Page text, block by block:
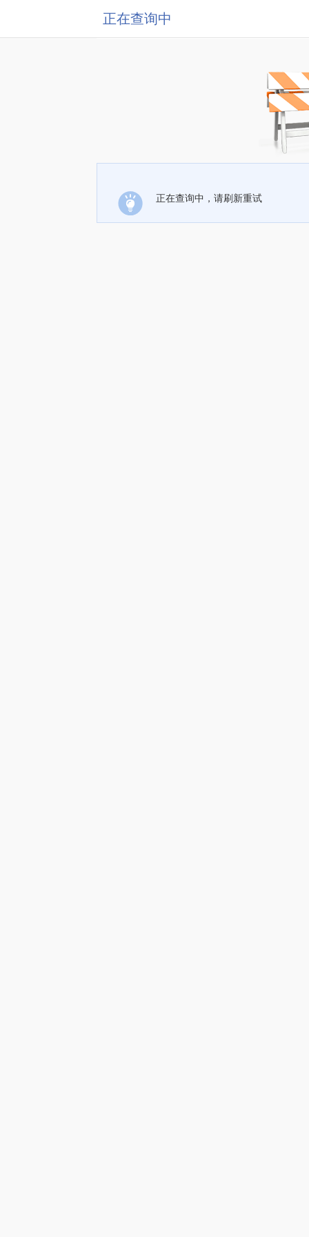
正在查询中
正在查询中，请刷新重试